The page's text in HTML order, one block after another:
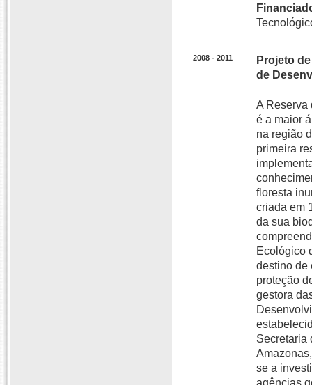
2008 - 2011
Projeto
de
A Reserva
é a maior
na região
primeira
floresta
criada em
da sua
Ecológico
destino de
proteção
gestora
Secretaria
se a
agências